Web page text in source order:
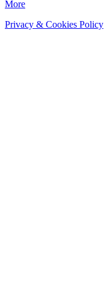
More
Privacy & Cookies Policy